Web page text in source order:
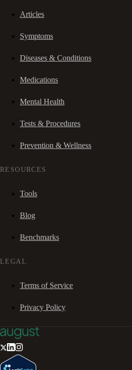
Articles
Symptoms
Diseases & Conditions
Medications
Mental Health
Tests & Procedures
Prevention & Wellness
RESOURCES
Tools
Blog
Benchmarks
LEGAL
Terms of Service
Privacy Policy